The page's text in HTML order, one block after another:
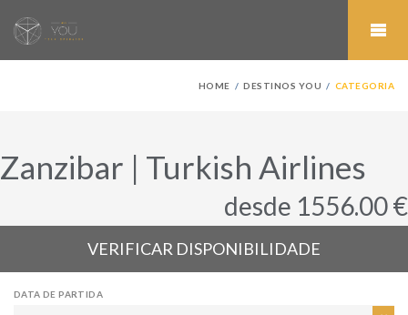
HOME DESTINOS YOU CATEGORIA
Zanzibar | Turkish Airlines
desde 1556.00 €
VERIFICAR DISPONIBILIDADE
DATA DE PARTIDA